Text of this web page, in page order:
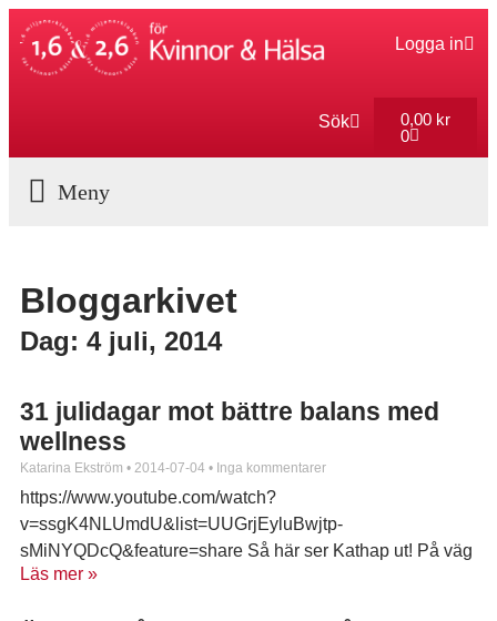
Logga in
Sök 0,00 kr
0
Bloggarkivet
Dag: 4 juli, 2014
31 julidagar mot bättre balans med
wellness
Katarina Ekström 2014-07-04 Inga kommentarer
https://www.youtube.com/watch?
v=ssgK4NLUmdU&list=UUGrjEyluBwjtp-
sMiNYQDcQ&feature=share Så här ser Kathap ut! På väg
till Malmö och Gaswork Studios som kommer att delta i
Läs mer »